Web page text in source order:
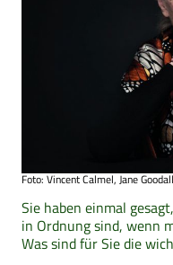
Foto: Vincent Calmel, Jane
Sie haben einmal
in Ordnung sind, wenn
Was sind für Sie die